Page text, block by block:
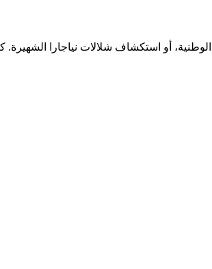
أو استكشاف شلالات نياجارا الشهيرة.